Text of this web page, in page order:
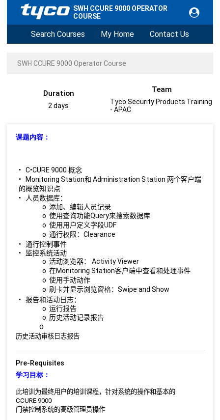
SWH CCURE 9000 OPERATOR
COURSE
Search Courses My Home Contact Us
SWH CCURE 9000 Operator Course
Duration
2 days
Team
Tyco Security Products Training
- APAC
课题内容：
• C•CURE 9000概念
• Monitoring Station和 AdministrationStation 两个客户端
的概览知识点
• 人员数据库：
o添加、编辑人员记录
o使用查询功能Query来搜索数据库
o使用用户定义字段UDF
o通行权限：Clearance
•通行控制事件
• 监控系统活动
o活动浏览器：
Activity Viewer
o在Monitoring Station客户端中查看和处理事件
o使用手动动作
o 刷卡并显示浏览窗格：Swipe and Show
•报告和活动日志：
o运行报告
o 历史活动记录报告
o
历史活动审核日志报告
Pre-Requisites
学习目标：
此培训为最终用户的培训课程，针对系统的操作和基本的
CCURE 9000
门禁控制系统的高级管理员操作